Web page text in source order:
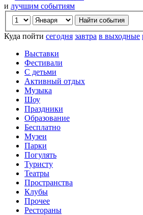
и лучшим событиям
Куда пойти сегодня завтра в выходные
Выставки
Фестивали
С детьми
Активный отдых
Музыка
Шоу
Праздники
Образование
Бесплатно
Музеи
Парки
Погулять
Туристу
Театры
Пространства
Клубы
Прочее
Рестораны